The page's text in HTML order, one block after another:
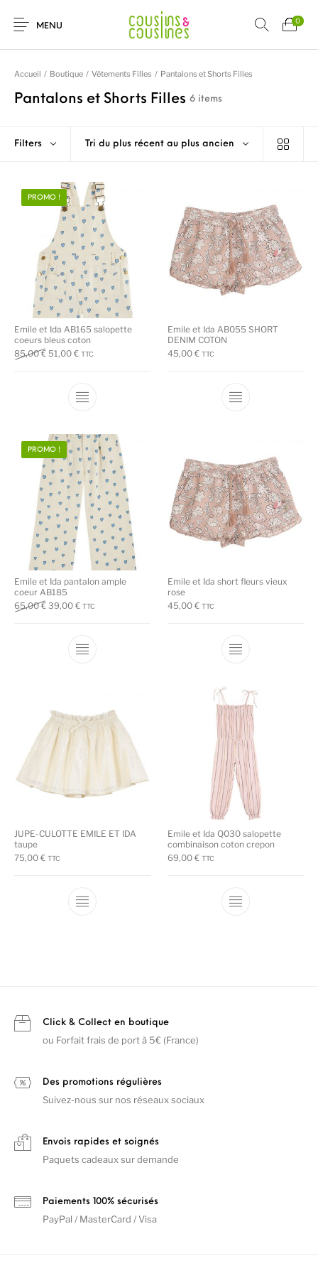
MENU
0
Vêtements
Garçons
Accessoires
Accueil / Boutique / Vêtements Filles / Pantalons et Shorts Filles
Pantalons et Shorts Filles 6 items
Filters Tri du plus récent au plus ancien
PROMO !
Emile et Ida AB165 salopette
coeurs bleus coton
85,00€ Le prix initial était : 85,00 €.
51,00 €Le prix actuel est : 51,00 €.
TTC
Ce produit a plusieurs variations. Les
Emile et Ida AB055 SHORT
DENIM COTON
45,00 € TTC
Ce produit a
PROMO !
Emile et Ida pantalon ample
coeur AB185
65,00€ Le prix initial était : 65,00 €.
39,00 €Le prix actuel est : 39,00 €.
TTC
Ce produit a plusieurs variations. Les
Emile et Ida short fleurs vieux
rose
45,00 € TTC
Ce produit a
JUPE-CULOTTE EMILE ET IDA
taupe
75,00 € TTC
Ce produit a plusieurs variations. Les
Emile et Ida Q030 salopette
combinaison coton crepon
69,00 € TTC
Ce produit a
Click & Collect en boutique
ou Forfait frais de port à 5€ (France)
Des promotions régulières
Suivez-nous sur nos réseaux sociaux
Envois rapides et soignés
Paquets cadeaux sur demande
Paiements 100% sécurisés
PayPal / MasterCard / Visa